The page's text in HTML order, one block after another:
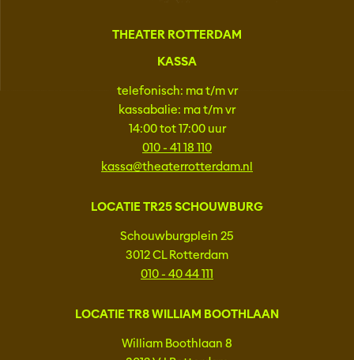
THEATER ROTTERDAM
KASSA
telefonisch: ma t/m vr
kassabalie: ma t/m vr
14:00 tot 17:00 uur
010 - 41 18 110
kassa@theaterrotterdam.nl
LOCATIE TR25 SCHOUWBURG
Schouwburgplein 25
3012 CL Rotterdam
010 - 40 44 111
LOCATIE TR8 WILLIAM BOOTHLAAN
William Boothlaan 8